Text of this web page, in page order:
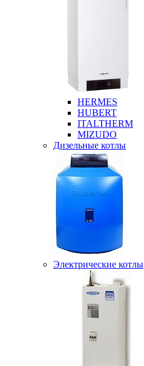
HERMES
HUBERT
ITALTHERM
MIZUDO
Дизельные котлы
Электрические котлы